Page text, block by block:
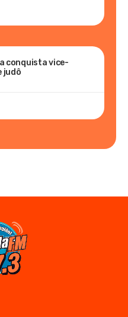
conquista vice-
judô